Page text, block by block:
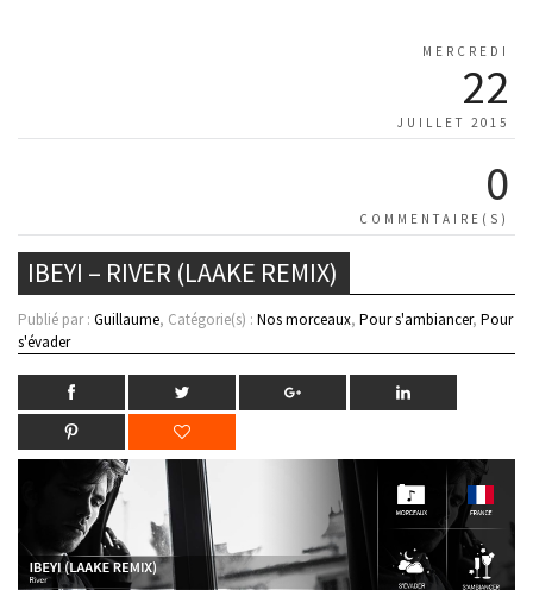
MERCREDI
22
JUILLET 2015
0
COMMENTAIRE(S)
IBEYI – RIVER (LAAKE REMIX)
Publié par : Guillaume, Catégorie(s) : Nos morceaux, Pour s'ambiancer, Pour
s'évader